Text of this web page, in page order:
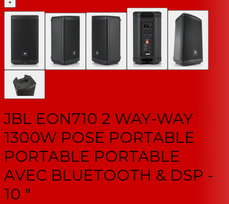
+
JBL EON710 2 WAY-WAY
1300W POSE PORTABLE
PORTABLE PORTABLE
AVEC BLUETOOTH & DSP -
10 "